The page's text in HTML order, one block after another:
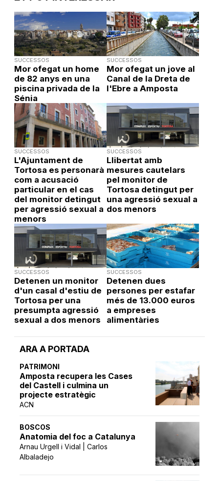
ARA A PORTADA
PATRIMONI
Amposta recupera les Cases
del Castell i culmina un
projecte estratègic
ACN
BOSCOS
Anatomia del foc a Catalunya
Arnau Urgell i Vidal | Carlos
Albaladejo
SUCCESSOS
Mor ofegat un home
de 82 anys en una
piscina privada de la
Sénia
SUCCESSOS
Mor ofegat un jove al
Canal de la Dreta de
l'Ebre a Amposta
SUCCESSOS
L'Ajuntament de
Tortosa es personarà
com a acusació
particular en el cas
del monitor detingut
per agressió sexual a
menors
SUCCESSOS
Llibertat amb
mesures cautelars
pel monitor de
Tortosa detingut per
una agressió sexual a
dos menors
SUCCESSOS
Detenen un monitor
d'un casal d'estiu de
Tortosa per una
presumpta agressió
sexual a dos menors
SUCCESSOS
Detenen dues
persones per estafar
més de 13.000 euros
a empreses
alimentàries